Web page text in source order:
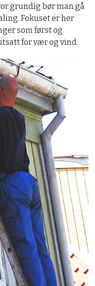
grundig bør man gå
Fokuset er her
som først og
for vær og vind.